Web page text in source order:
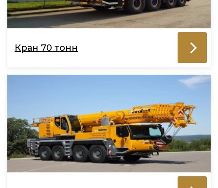
Кран 70 тонн